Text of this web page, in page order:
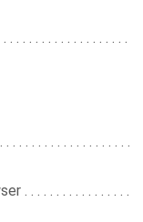
. . . . . . . . . . . . . . . .
. . . . . . . . . . . . . . . . .
. . . . . . . . . . . . . . . .